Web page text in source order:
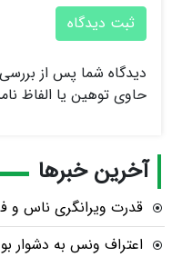
ثبت دیدگاه
دیدگاه شما پس از
حاوی توهین یا الفاظ
آخرین خبرها
قدرت ویرانگری ناس و
اعتراف ونس به دشوار